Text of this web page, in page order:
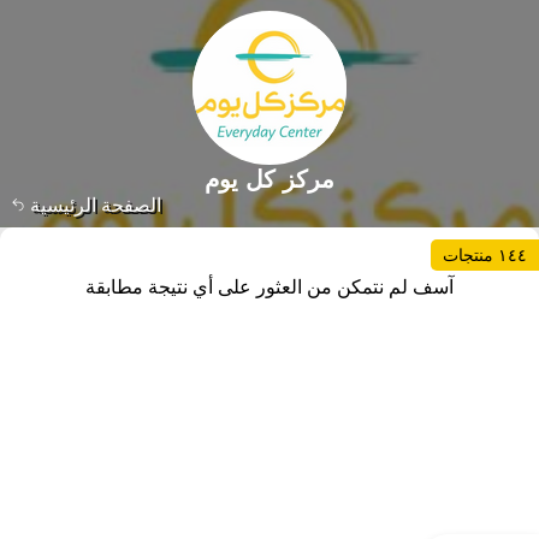
الصفحة الرئيسية
مركز كل يوم
١٤٤ منتجات
آسف لم نتمكن من العثور على أي نتيجة مطابقة